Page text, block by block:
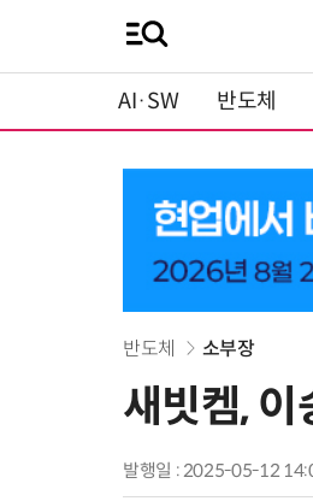
AI·SW 반도체
반도체 소부장
새빗켐, 이
발행일 : 2025-05-12